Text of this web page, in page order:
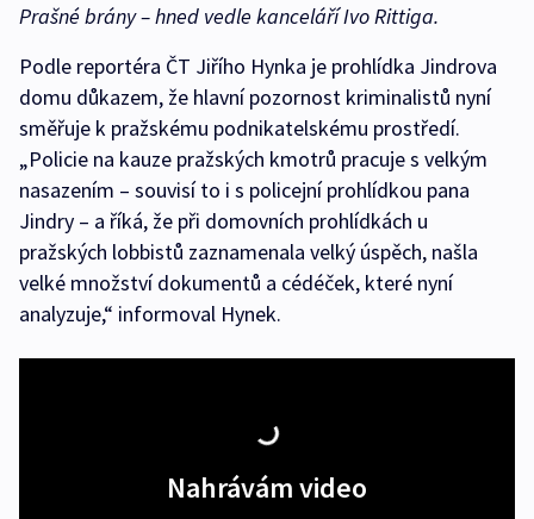
Prašné brány – hned vedle kanceláří Ivo Rittiga.
Podle reportéra ČT Jiřího Hynka je prohlídka Jindrova
domu důkazem, že hlavní pozornost kriminalistů nyní
směřuje k pražskému podnikatelskému prostředí.
„Policie na kauze pražských kmotrů pracuje s velkým
nasazením – souvisí to i s policejní prohlídkou pana
Jindry – a říká, že při domovních prohlídkách u
pražských lobbistů zaznamenala velký úspěch, našla
velké množství dokumentů a cédéček, které nyní
analyzuje,“ informoval Hynek.
Nahrávám video